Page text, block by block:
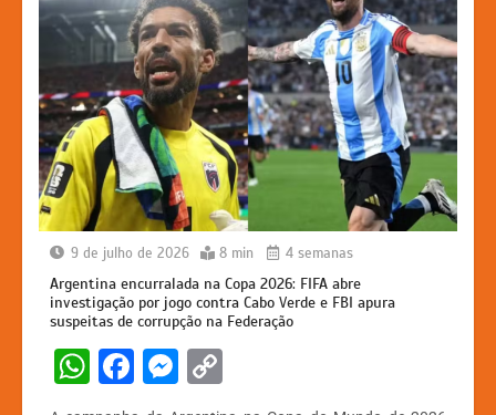
9 de julho de 2026 8 min 4 semanas
Argentina encurralada na Copa 2026: FIFA abre
investigação por jogo contra Cabo Verde e FBI apura
suspeitas de corrupção na Federação
W F
a
M